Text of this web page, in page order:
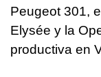
Peugeot 301,
Elysée y la
productiva en